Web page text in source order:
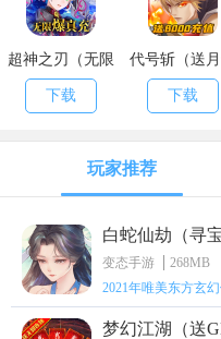
超神之刃（无限
爆真充）
下载
代号斩（送
送8000）
下载
玩家推荐
白蛇仙劫（寻
变态手游
268MB
2021年唯美东方玄
梦幻江湖（送